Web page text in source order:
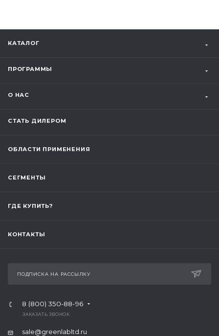
КАТАЛОГ
ПРОГРАММЫ
О НАС
СТАТЬ ДИЛЕРОМ
ОБЛАСТИ ПРИМЕНЕНИЯ
СЕГМЕНТЫ
ГДЕ КУПИТЬ?
КОНТАКТЫ
ПОДПИСКА НА РАССЫЛКУ
8 (800) 350-88-96
ЗАКАЗАТЬ ЗВОНОК
sale@greenlabltd.ru